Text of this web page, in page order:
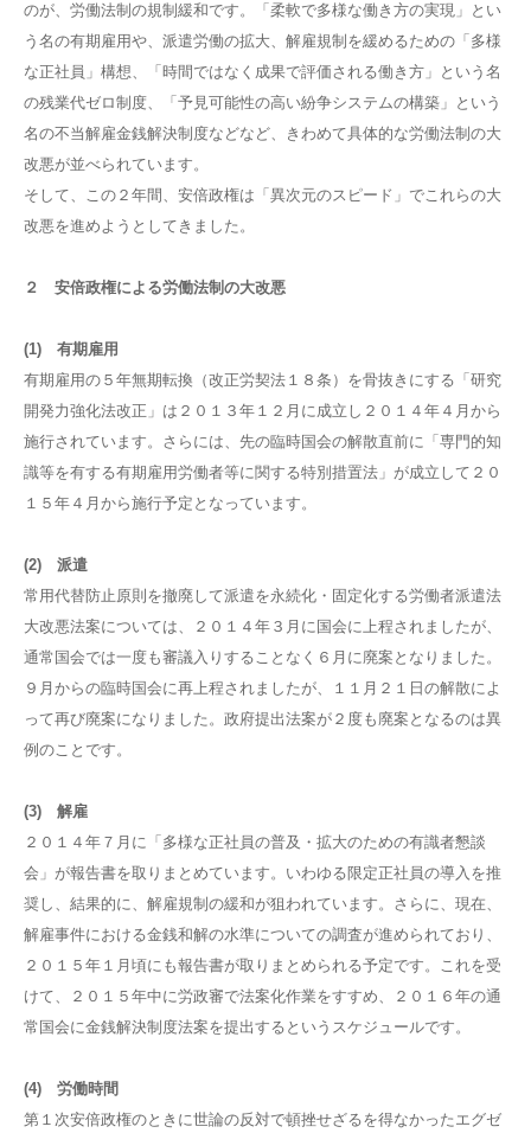
のが、労働法制の規制緩和です。「柔軟で多様な働き方の実現」とい
う名の有期雇用や、派遣労働の拡大、解雇規制を緩めるための「多様
な正社員」構想、「時間ではなく成果で評価される働き方」という名
の残業代ゼロ制度、「予見可能性の高い紛争システムの構築」という
名の不当解雇金銭解決制度などなど、きわめて具体的な労働法制の大
改悪が並べられています。
そして、この２年間、安倍政権は「異次元のスピード」でこれらの大
改悪を進めようとしてきました。
２ 安倍政権による労働法制の大改悪
(1) 有期雇用
有期雇用の５年無期転換（改正労契法１８条）を骨抜きにする「研究
開発力強化法改正」は２０１３年１２月に成立し２０１４年４月から
施行されています。さらには、先の臨時国会の解散直前に「専門的知
識等を有する有期雇用労働者等に関する特別措置法」が成立して２０
１５年４月から施行予定となっています。
(2) 派遣
常用代替防止原則を撤廃して派遣を永続化・固定化する労働者派遣法
大改悪法案については、２０１４年３月に国会に上程されましたが、
通常国会では一度も審議入りすることなく６月に廃案となりました。
９月からの臨時国会に再上程されましたが、１１月２１日の解散によ
って再び廃案になりました。政府提出法案が２度も廃案となるのは異
例のことです。
(3) 解雇
２０１４年７月に「多様な正社員の普及・拡大のための有識者懇談
会」が報告書を取りまとめています。いわゆる限定正社員の導入を推
奨し、結果的に、解雇規制の緩和が狙われています。さらに、現在、
解雇事件における金銭和解の水準についての調査が進められており、
２０１５年１月頃にも報告書が取りまとめられる予定です。これを受
けて、２０１５年中に労政審で法案化作業をすすめ、２０１６年の通
常国会に金銭解決制度法案を提出するというスケジュールです。
(4) 労働時間
第１次安倍政権のときに世論の反対で頓挫せざるを得なかったエグゼ